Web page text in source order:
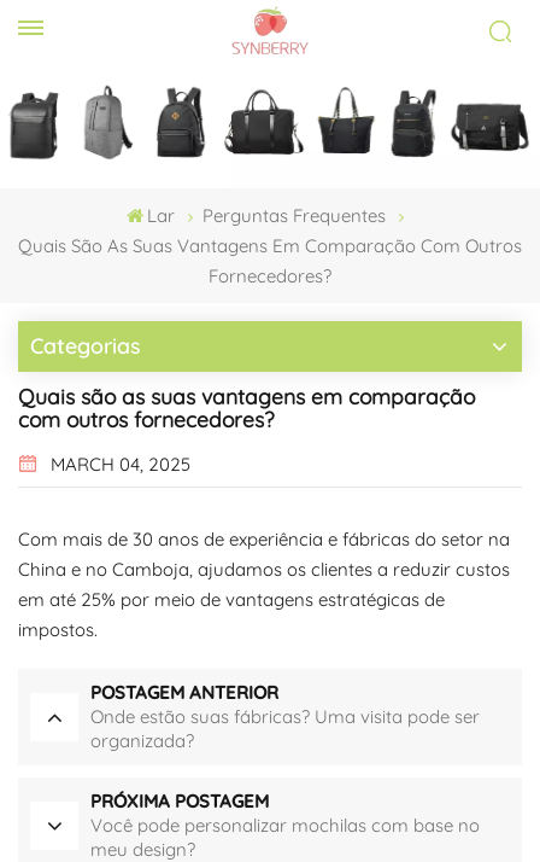
Lar
Perguntas Frequentes
Quais São As Suas Vantagens Em Comparação Com Outros
Fornecedores?
Categorias
Quais são as suas vantagens em comparação
com outros fornecedores?
MARCH 04, 2025
Com mais de 30 anos de experiência e fábricas do setor na
China e no Camboja, ajudamos os clientes a reduzir custos
em até 25% por meio de vantagens estratégicas de
impostos.
POSTAGEM ANTERIOR
Onde estão suas fábricas? Uma visita pode ser
organizada?
PRÓXIMA POSTAGEM
Você pode personalizar mochilas com base no
meu design?